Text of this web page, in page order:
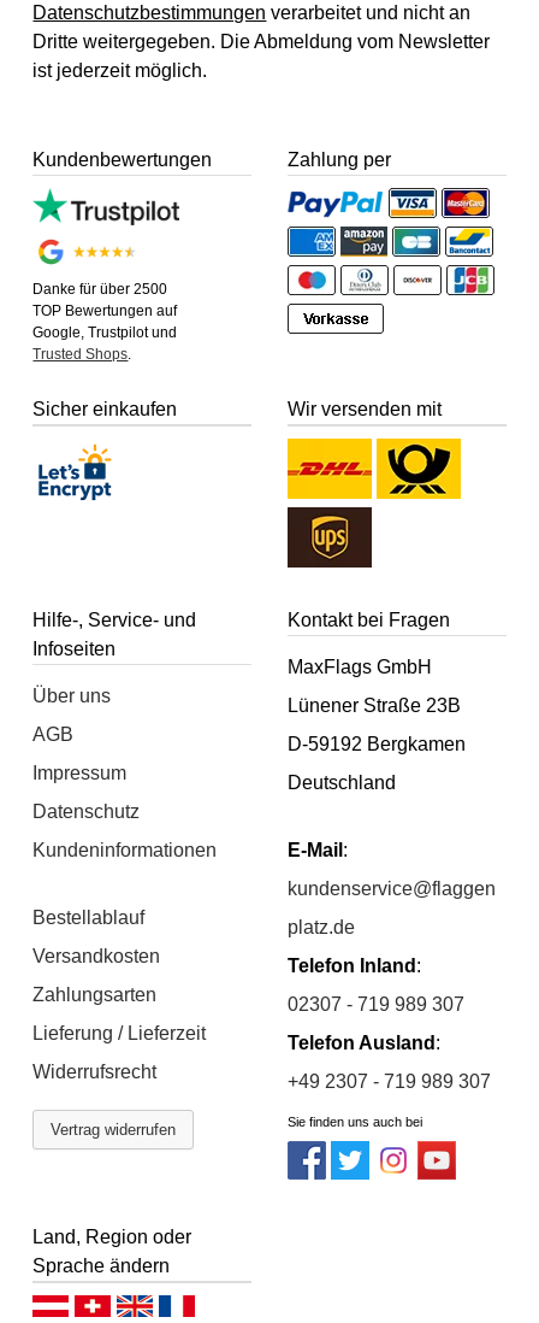
Datenschutzbestimmungen verarbeitet und nicht an
Dritte weitergegeben. Die Abmeldung vom Newsletter
ist jederzeit möglich.
Kundenbewertungen
Danke für über 2500
TOP Bewertungen auf
Google, Trustpilot und
Trusted Shops.
Zahlung per
Sicher einkaufen Wir versenden mit
Hilfe-, Service- und
Infoseiten
Über uns
AGB
Impressum
Datenschutz
Kundeninformationen
Bestellablauf
Versandkosten
Zahlungsarten
Lieferung / Lieferzeit
Widerrufsrecht
Vertrag widerrufen
Kontakt bei Fragen
MaxFlags GmbH
Lünener Straße 23B
D-59192 Bergkamen
Deutschland
E-Mail :
kundenservice@flaggen
platz.de
Telefon Inland :
02307 - 719 989 307
Telefon Ausland :
+49 2307 - 719 989 307
Sie finden uns auch bei
Land, Region oder
Sprache ändern
Deutsch (AT)Deutsch (CH)